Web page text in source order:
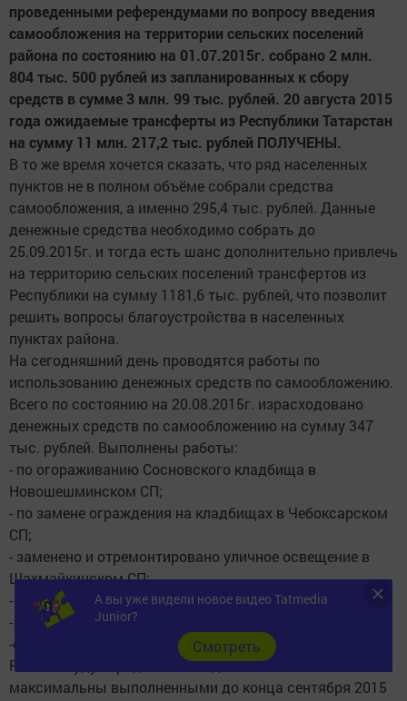
проведенными референдумами по вопросу введения
самообложения на территории сельских поселений
района по состоянию на 01.07.2015г. собрано 2 млн.
804 тыс. 500 рублей из запланированных к сбору
средств в сумме 3 млн. 99 тыс. рублей. 20 августа 2015
года ожидаемые трансферты из Республики Татарстан
на сумму 11 млн. 217,2 тыс. рублей ПОЛУЧЕНЫ.
В то же время хочется сказать, что ряд населенных
пунктов не в полном объёме собрали средства
самообложения, а именно 295,4 тыс. рублей. Данные
денежные средства необходимо собрать до
25.09.2015г. и тогда есть шанс дополнительно привлечь
на территорию сельских поселений трансфертов из
Республики на сумму 1181,6 тыс. рублей, что позволит
решить вопросы благоустройства в населенных
пунктах района.
На сегодняшний день проводятся работы по
использованию денежных средств по самообложению.
Всего по состоянию на 20.08.2015г. израсходовано
денежных средств по самообложению на сумму 347
тыс. рублей. Выполнены работы:
- по огораживанию Сосновского кладбища в
Новошешминском СП;
- по замене ограждения на кладбищах в Чебоксарском
СП;
- заменено и отремонтировано уличное освещение в
Шахмайкинском СП;
- ведется строительство дорог в Шахмайкинском СП;
- отсыпана дорога в Архангельском СП;
-отремонтирован пешеходный переход в с. Азеево.
Работы будут продолжены и должны быть
максимальны выполненными до конца сентября 2015
А вы уже видели новое видео Tatmedia
Junior?
Cмотреть